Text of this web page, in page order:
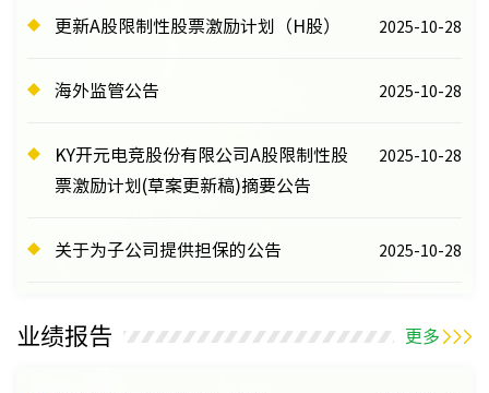
更新A股限制性股票激励计划（H股） 2025-10-28
海外监管公告 2025-10-28
KY开元电竞股份有限公司A股限制性股
票激励计划(草案更新稿)摘要公告
2025-10-28
关于为子公司提供担保的公告 2025-10-28
业绩报告 更多